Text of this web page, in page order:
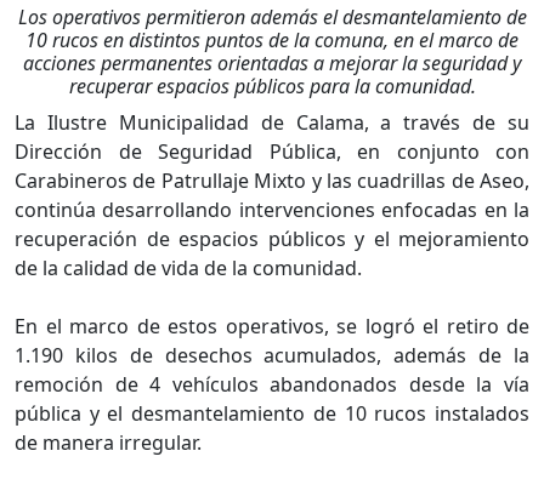
Los operativos permitieron además el desmantelamiento de
10 rucos en distintos puntos de la comuna, en el marco de
acciones permanentes orientadas a mejorar la seguridad y
recuperar espacios públicos para la comunidad.
La Ilustre Municipalidad de Calama, a través de su
Dirección de Seguridad Pública, en conjunto con
Carabineros de Patrullaje Mixto y las cuadrillas de Aseo,
continúa desarrollando intervenciones enfocadas en la
recuperación de espacios públicos y el mejoramiento
de la calidad de vida de la comunidad.
En el marco de estos operativos, se logró el retiro de
1.190 kilos de desechos acumulados, además de la
remoción de 4 vehículos abandonados desde la vía
pública y el desmantelamiento de 10 rucos instalados
de manera irregular.